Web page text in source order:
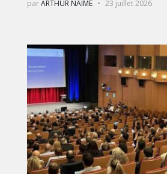
parARTHUR NAIME 23 juillet 2026